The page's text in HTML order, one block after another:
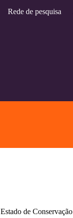
Rede de pesquisa
Estado de Conservação